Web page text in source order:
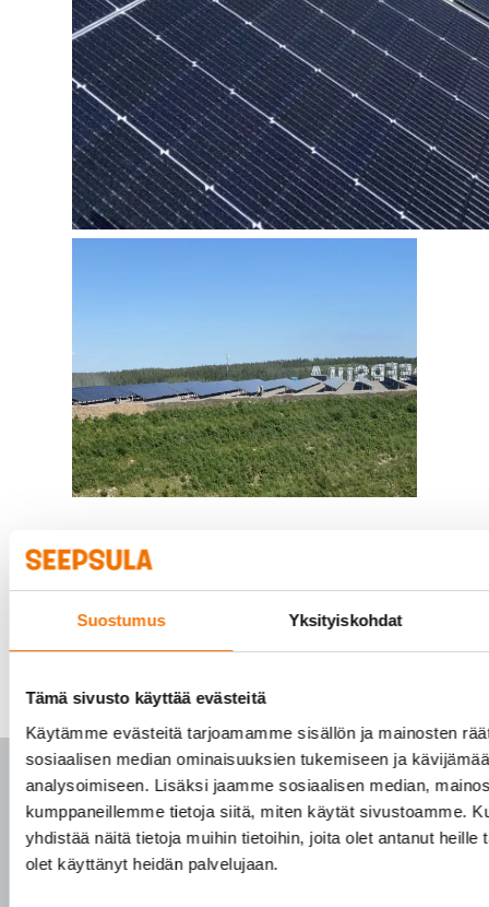
Suostumus Yksityiskohdat
Tämä sivusto käyttää evästeitä
Käytämme evästeitä tarjoamamme sisällön ja mainosten
sosiaalisen median ominaisuuksien tukemiseen ja
analysoimiseen. Lisäksi jaamme sosiaalisen median,
kumppaneillemme tietoja siitä, miten käytät sivustoamme.
yhdistää näitä tietoja muihin tietoihin, joita olet antanut heille
olet käyttänyt heidän palvelujaan.
PALVELUKESKUS